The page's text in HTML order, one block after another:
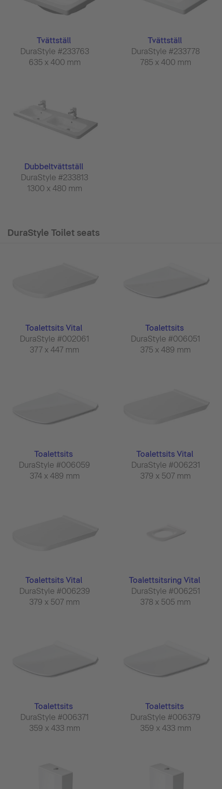
Tvättställ
DuraStyle #233763
635 x 400 mm
Tvättställ
DuraStyle #233778
785 x 400 mm
Dubbeltvättställ
DuraStyle #233813
1300 x 480 mm
DuraStyle Toilet seats
Toalettsits Vital
DuraStyle #002061
377 x 447 mm
Toalettsits
DuraStyle #006051
375 x 489 mm
Toalettsits
DuraStyle #006059
374 x 489 mm
Toalettsits Vital
DuraStyle #006231
379 x 507 mm
Toalettsits Vital
DuraStyle #006239
379 x 507 mm
Toalettsitsring Vital
DuraStyle #006251
378 x 505 mm
Toalettsits
DuraStyle #006371
359 x 433 mm
Toalettsits
DuraStyle #006379
359 x 433 mm